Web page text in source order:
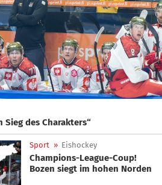
Sieg des Charakters“
Sport » Eishockey
Champions-League-Coup!
Bozen siegt im hohen Norden